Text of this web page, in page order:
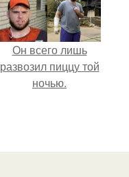
Он всего лишь
развозил пиццу той
ночью.